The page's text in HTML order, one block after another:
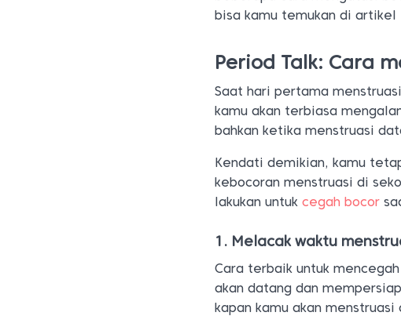
bisa kamu temukan di artikel
Period Talk: Cara
Saat hari pertama
kamu akan terbiasa
bahkan ketika menstruasi
Kendati demikian, kamu
kebocoran menstruasi di
lakukan untukcegah bocor
1. Melacak waktu
Cara terbaik untuk
akan datang dan
kapan kamu akan